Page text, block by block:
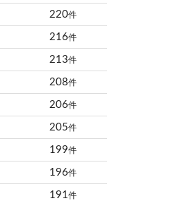
220件
216件
213件
208件
206件
205件
199件
196件
191件